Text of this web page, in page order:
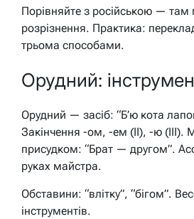
Порівняйте з російською —
розрізнення. Практика:
трьома способами.
Орудний:
Орудний — засіб: “Б’ю кота
Закінчення -ом, -ем (II), -ю (III).
присудком: “Брат — другом”.
руках майстра.
Обставини: “влітку”, “бігом”.
інструментів.